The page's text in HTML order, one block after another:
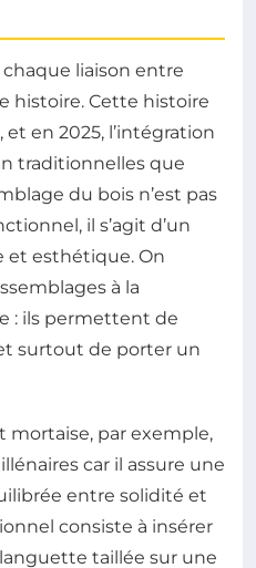
chaque liaison entre
histoire. Cette histoire
en 2025, l’intégration
traditionnelles que
du bois n’est pas
il s’agit d’un
et esthétique. On
à la
: ils permettent de
surtout de porter un
mortaise, par exemple,
car il assure une
entre solidité et
consiste à insérer
taillée sur une